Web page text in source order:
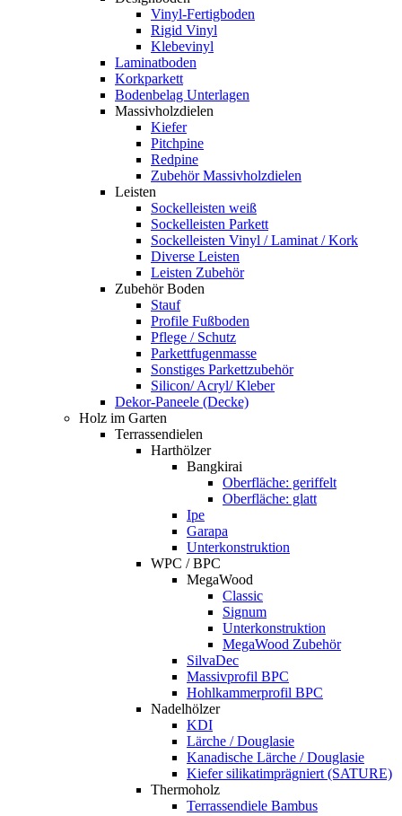
Vinyl-Fertigboden
Rigid Vinyl
Klebevinyl
Laminatboden
Korkparkett
Bodenbelag Unterlagen
Massivholzdielen
Kiefer
Pitchpine
Redpine
Zubehör Massivholzdielen
Leisten
Sockelleisten weiß
Sockelleisten Parkett
Sockelleisten Vinyl / Laminat / Kork
Diverse Leisten
Leisten Zubehör
Zubehör Boden
Stauf
Profile Fußboden
Pflege / Schutz
Parkettfugenmasse
Sonstiges Parkettzubehör
Silicon/ Acryl/ Kleber
Dekor-Paneele (Decke)
Holz im Garten
Terrassendielen
Harthölzer
Bangkirai
Oberfläche: geriffelt
Oberfläche: glatt
Ipe
Garapa
Unterkonstruktion
WPC / BPC
MegaWood
Classic
Signum
Unterkonstruktion
MegaWood Zubehör
SilvaDec
Massivprofil BPC
Hohlkammerprofil BPC
Nadelhölzer
KDI
Lärche / Douglasie
Kanadische Lärche / Douglasie
Kiefer silikatimprägniert (SATURE)
Thermoholz
Terrassendiele Bambus